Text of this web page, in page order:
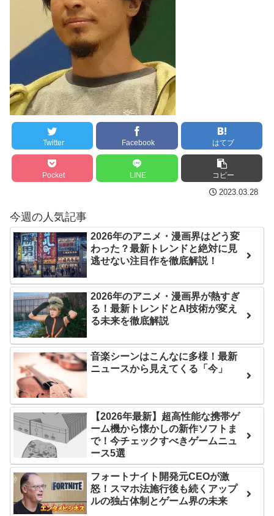
クレバテスⅡ-魔獣の王と
偽りの勇者伝承- 第4話 感
想：敵を探すよりトアの書
を餌に誘き出す作戦！
【画像】発達障害の子ど
もはこの絵の意味がすぐに
分からないらしい
日本が北朝鮮に辛勝し二
次予選3連勝も、海外ファン
は采配に辛辣「おそろしい
内容の後半」「今日の森保
七ツ森りり ご令嬢と召使
いの禁断の恋…1日だけ許さ
れた夫婦としての時間をひ
たすら愛し合う。
Powered by livedoor 相
互RSS
が「なぜ負けたのか？」ソ
ン・フンミン先発落ちは
すまん熊本やがコンビニ
に食品も水もない
ディズニーが「大課金時
代」に突入！アトラクショ
ンパスがどれもこれも1500
円の課金チケに
海外「日本よ、お前がナ
ンバーワンだ」 熊本地震直
【第7話予告】水10ドラ
マ『ラムネモンキー』 トレ
2/25(水)
36歳の彼女と結婚したい
のに、家族が猛反対。家族
び出した… 他
「本気で潰しにきてる」
ンが“まんまジャニーズ”とフ
ァン衝撃
Powered by livedoor 相
互RSS
Twitter Facebook はてブ
Pocket LINE コピー
2023.03.28
今週の人気記事
2026年のアニメ・漫画界はどう変
わった？最新トレンドと絶対に見
逃せない注目作を徹底解説！
2026年のアニメ・漫画界が熱すぎ
る！最新トレンドとAI技術が変え
る未来を徹底解説
音楽シーンはこんなに多様！最新
ニュースから見えてくる「今」
【2026年最新】超高性能な携帯ゲ
ーム機から懐かしの新作ソフトま
で！今チェックすべきゲームニュ
ース5選
フォートナイト開発元CEOが激
怒！スマホ法施行後も続くアップ
ルの独占体制とゲーム界の未来